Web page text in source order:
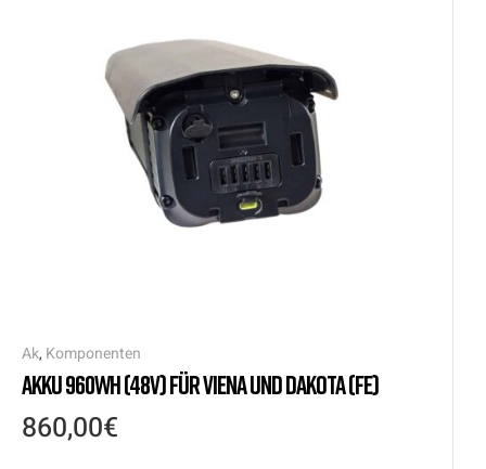
Ak, Komponenten
AKKU 960WH (48V) FÜR VIENA UND DAKOTA (FE)
860,00€